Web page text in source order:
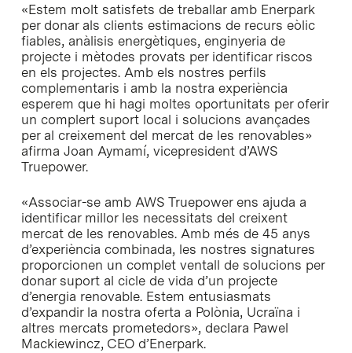
«Estem molt satisfets de treballar amb Enerpark
per donar als clients estimacions de recurs eòlic
fiables, anàlisis energètiques, enginyeria de
projecte i mètodes provats per identificar riscos
en els projectes. Amb els nostres perfils
complementaris i amb la nostra experiència
esperem que hi hagi moltes oportunitats per oferir
un complert suport local i solucions avançades
per al creixement del mercat de les renovables»
afirma Joan Aymamí, vicepresident d’AWS
Truepower.
«Associar-se amb AWS Truepower ens ajuda a
identificar millor les necessitats del creixent
mercat de les renovables. Amb més de 45 anys
d’experiència combinada, les nostres signatures
proporcionen un complet ventall de solucions per
donar suport al cicle de vida d’un projecte
d’energia renovable. Estem entusiasmats
d’expandir la nostra oferta a Polònia, Ucraïna i
altres mercats prometedors», declara Pawel
Mackiewincz, CEO d’Enerpark.